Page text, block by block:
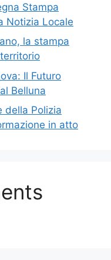
Stampa
Notizia Locale
la stampa
Il Futuro
Belluna
della Polizia
in atto